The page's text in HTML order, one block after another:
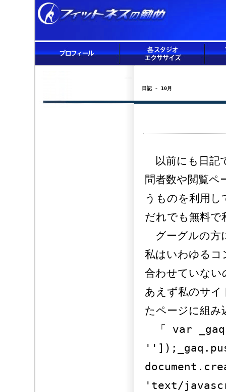
日記 - 10月
以前にも日記
問者数や閲覧ペ
うものを利用
だれでも無料で
グーグルの方
私はいわゆるコ
合わせていない
あえず私のサイ
たページに組み
「 var
'text/